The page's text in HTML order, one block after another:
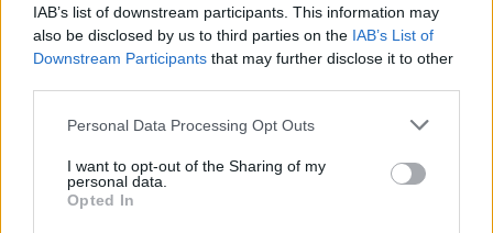
IAB’s list of downstream participants. This information may
also be disclosed by us to third parties on the IAB’s List of
Downstream Participants that may further disclose it to other
Please note that this website/app uses one or more Google
not limited to your visit or usage behaviour. You may click to
grant or deny consent to Google and its third-party tags to
use your data for below specified purposes in below Google
Personal Data Processing Opt Outs
I want to opt-out of the Sharing of my
personal data.
Opted In
κομματικό μηχανισμό σε εγρήγορση και με ένα
σωστό πολιτικό μήνυμα, ενιαίο και κατανοητό
στους πολίτες», δήλωσε.
Κλείνοντας τη συνέντευξη, αναφέρθηκε στο έργο
που υλοποιήθηκε στο υπουργείο Υποδομών και
Μεταφορών, κάνοντας ειδική αναφορά στις
παρεμβάσεις που πραγματοποιήθηκαν στον